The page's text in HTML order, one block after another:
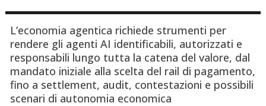
L’economia agentica richiede strumenti per
rendere gli agenti AI identificabili, autorizzati e
responsabili lungo tutta la catena del valore, dal
mandato iniziale alla scelta del rail di pagamento,
fino a settlement, audit, contestazioni e possibili
scenari di autonomia economica